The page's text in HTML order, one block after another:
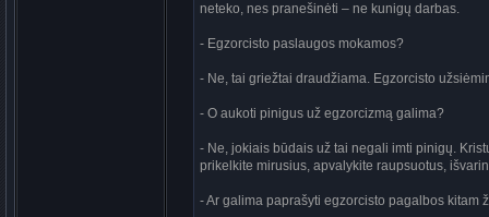
neteko, nes pranešinėti – ne kunigų darbas.
- Egzorcisto paslaugos mokamos?
- Ne, tai griežtai draudžiama. Egzorcisto
- O aukoti pinigus už egzorcizmą galima?
- Ne, jokiais būdais už tai negali imti pinigų.
prikelkite mirusius, apvalykite raupsuotus,
- Ar galima paprašyti egzorcisto pagalbos kitam